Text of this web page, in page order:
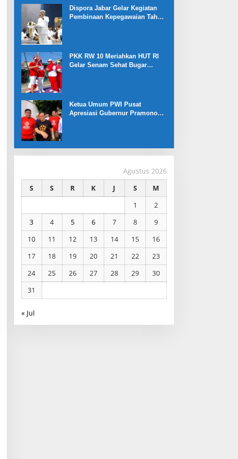
Dispora Jabar Gelar Kegiatan
Pembinaan Kepegawaian Tahun
PKK RW 10 Meriahkan HUT RI
Gelar Senam Sehat Bugar
Ketua Umum PWI Pusat
Apresiasi Gubernur Pramono
Agustus 2026
S
S R K J S
M
1
2
3
4 5 6 7 8
9
10
11 12 13 14 15
16
17
18 19 20 21 22
23
24
25 26 27 28 29
30
31
« Jul